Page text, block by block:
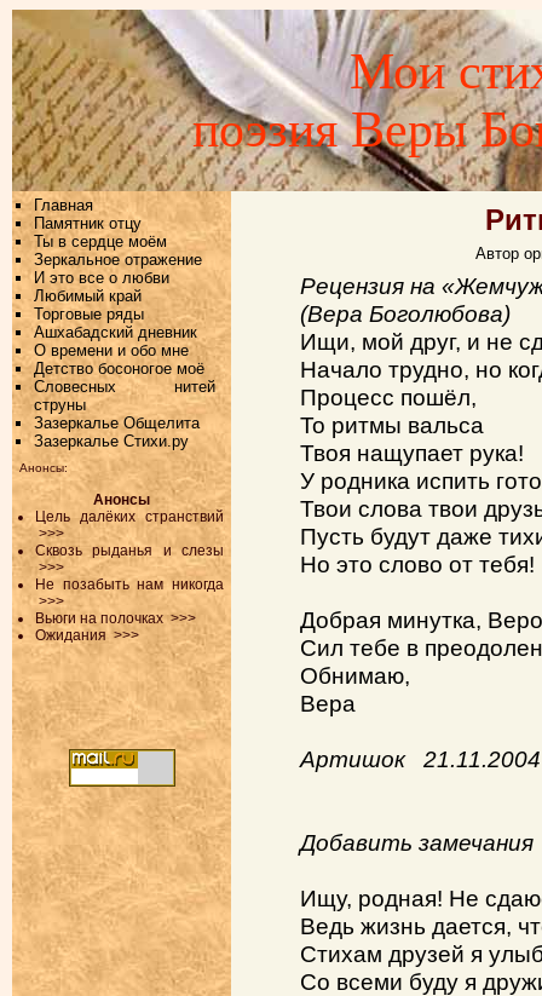
Мои
поэзия Веры
Главная
Памятник отцу
Ты в сердце моём
Зеркальное отражение
И это все о любви
Любимый край
Торговые ряды
Ашхабадский дневник
О времени и обо мне
Детство босоногое моё
Словесных нитей
струны
Зазеркалье Общелита
Зазеркалье Стихи.ру
Анонсы:
Анонсы
Цель далёких странствий
>>>
Сквозь рыданья и слезы
>>>
Не позабыть нам никогда
>>>
Вьюги на полочках >>>
Ожидания >>>
Автор
Рецензия на
(Вера Боголюбова)
Ищи, мой друг, и не
Начало трудно, но
Процесс пошёл,
То ритмы вальса
Твоя нащупает рука!
У родника испить
Твои слова твои
Пусть будут даже
Но это слово от тебя!
Добрая минутка,
Сил тебе в
Обнимаю,
Вера
Артишок
Добавить замечания
Ищу, родная! Не
Ведь жизнь дается,
Стихам друзей я
Со всеми буду я